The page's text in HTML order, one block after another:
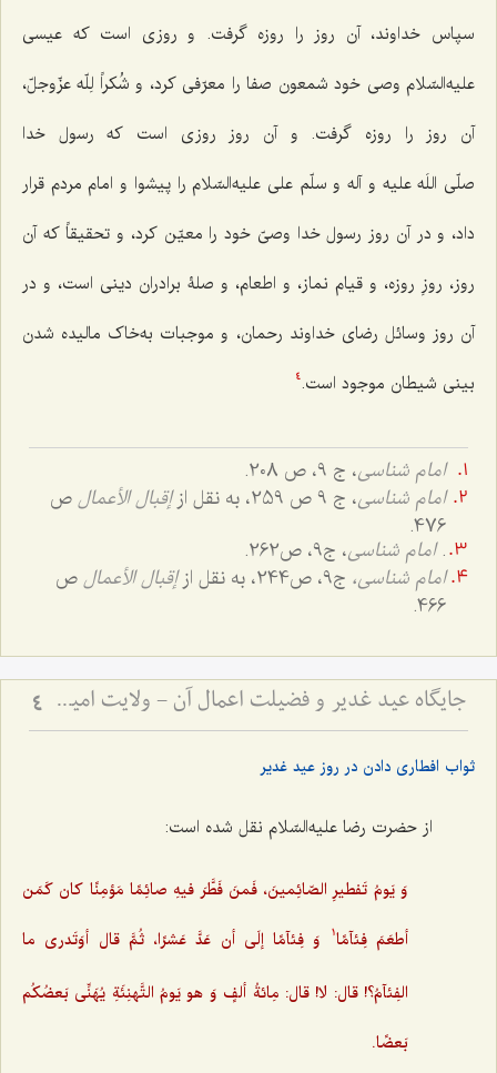
سپاس خداوند، آن روز را روزه گرفت. و روزى است که عیسى
علیه‌السّلام وصى خود شمعون صفا را معرّفى کرد، و شُکراً لِلّه عزّوجلّ،
آن روز را روزه گرفت. و آن روز روزى است که رسول خدا
صلّی اللَه علیه و آله و سلّم على علیه‌السّلام را پیشوا و امام مردم قرار
داد، و در آن روز رسول خدا وصىّ خود را معیّن کرد، و تحقیقاً که آن
روز، روزِ روزه، و قیام نماز، و اطعام، و صلۀ برادران دینى است، و در
آن روز وسائل رضاى خداوند رحمان، و موجبات به‌خاک مالیده شدن
بینى شیطان موجود است.‌4
امام شناسی، ج 9، ص 208.
امام شناسی، ج 9 ص 259، به نقل از إقبال الأعمالص
476.
.امام شناسى، ج‌9، ص262.
امام شناسى، ج‌9، ص244، به نقل از إقبال الأعمالص
466.
جایگاه عید غدیر و فضیلت اعمال آن - ولایت امیرالمؤمنین و آداب روز غدیر 4
ثواب افطاری دادن در روز عید غدیر
از حضرت رضا علیه‌السّلام نقل شده است:
وَ یَومُ تَفطیرِ الصّائِمینَ، فَمنَ فَطَّرَ فیهِ صائِمًا مَؤمِنًا کان کَمَن
أطعَمَ فِئآمًا1 وَ فِئآمًا إلَى أن عَدَّ عَشرًا، ثُمَّ قال أوَتَدرى ما
الفِئآمُ؟! قال: لا! قال: مِائةُ ألفٍ وَ هو یَومُ التَّهنِئَةِ یُهَنِّى بَعضُکُم
بَعضًا.